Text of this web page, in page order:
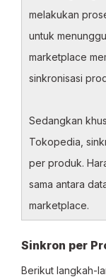
melakukan
untuk
marketplace
sinkronisasi
Sedangkan
Tokopedia,
per produk.
sama antara
marketplace.
Sinkron per
Berikut langkah-